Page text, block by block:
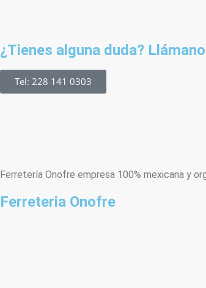
¿Tienes alguna duda?
Tel: 228 141 0303
Ferretería Onofre empresa 100% mexicana y
Ferreteria Onofre